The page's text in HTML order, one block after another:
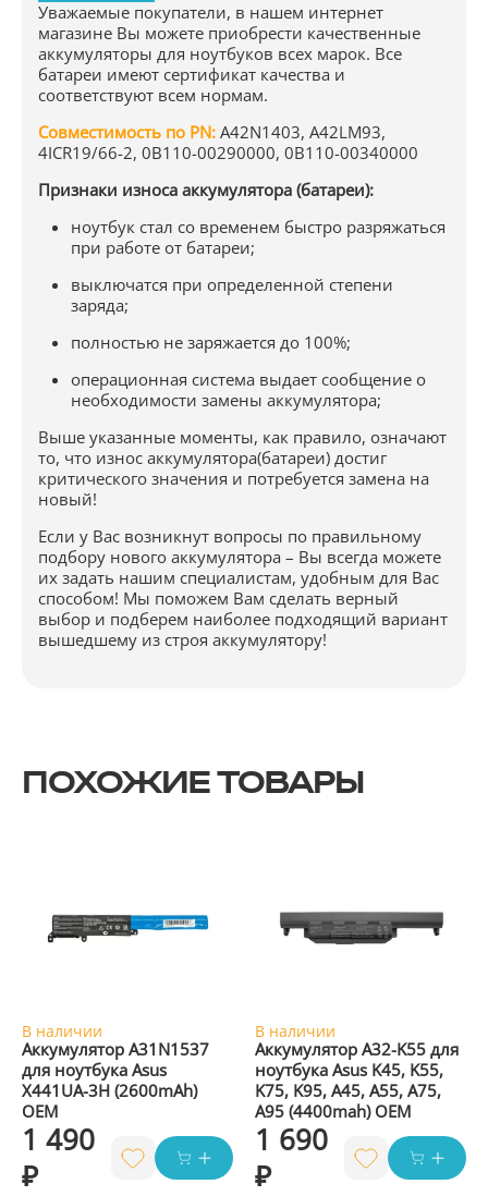
Уважаемые покупатели, в нашем интернет
магазине Вы можете приобрести качественные
аккумуляторы для ноутбуков всех марок. Все
батареи имеют сертификат качества и
соответствуют всем нормам.
Совместимость по PN: A42N1403, A42LM93,
4ICR19/66-2, 0B110-00290000, 0B110-00340000
Признаки износа аккумулятора (батареи):
ноутбук стал со временем быстро разряжаться
при работе от батареи;
выключатся при определенной степени
заряда;
полностью не заряжается до 100%;
операционная система выдает сообщение о
необходимости замены аккумулятора;
Выше указанные моменты, как правило, означают
то, что износ аккумулятора(батареи) достиг
критического значения и потребуется замена на
новый!
Если у Вас возникнут вопросы по правильному
подбору нового аккумулятора – Вы всегда можете
их задать нашим специалистам, удобным для Вас
способом! Мы поможем Вам сделать верный
выбор и подберем наиболее подходящий вариант
вышедшему из строя аккумулятору!
ПОХОЖИЕ ТОВАРЫ
В наличии
Аккумулятор A31N1537
для ноутбука Asus
X441UA-3H (2600mAh)
OEM
1 490
₽
В наличии
Аккумулятор A32-K55 для
ноутбука Asus K45, K55,
K75, K95, A45, A55, A75,
A95 (4400mah) OEM
1 690
₽